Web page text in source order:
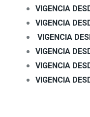
VIGENCIA
VIGENCIA
VIGENCIA
VIGENCIA
VIGENCIA
VIGENCIA